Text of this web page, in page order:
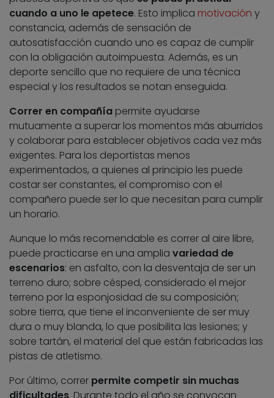
cuando a uno le apetece. Esto implica motivación y
constancia, además de sensación de
autosatisfacción cuando uno es capaz de cumplir
con la obligación autoimpuesta. Además, es un
deporte sencillo que no requiere de una técnica
especial y los resultados se notan enseguida.
Correr en compañía permite ayudarse
mutuamente a superar los momentos más aburridos
y colaborar para establecer objetivos cada vez más
exigentes. Para los deportistas menos
experimentados, a quienes al principio les puede
costar ser constantes, el compromiso con el
compañero puede ser lo que necesitan para cumplir
un horario.
Aunque lo más recomendable es correr al aire libre,
puede practicarse en una amplia variedad de
escenarios: en asfalto, con la desventaja de ser un
terreno duro; sobre césped, considerado el mejor
terreno por la esponjosidad de su composición;
sobre tierra, que tiene el inconveniente de ser muy
dura o muy blanda, lo que posibilita las lesiones; y
sobre tartán, el material del que están fabricadas las
pistas de atletismo.
Por último, correr permite competir sin muchas